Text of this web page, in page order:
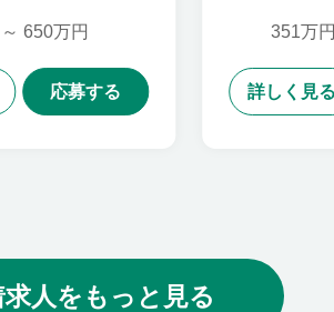
650万円
応募する
351万
詳しく見
求人をもっと見る